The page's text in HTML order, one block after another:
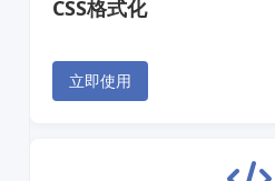
CSS格式化
立即使用